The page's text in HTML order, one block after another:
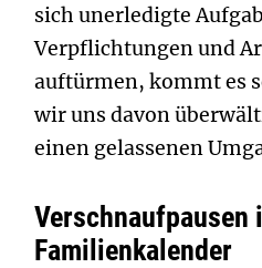
sich unerledigte
Verpflichtungen und
auftürmen, kommt es
wir uns davon
einen gelassenen
Verschnaufpausen
Familienkalender